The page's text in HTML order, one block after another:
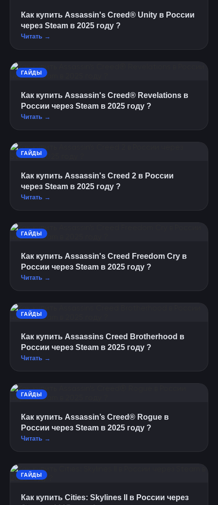
Как купить Assassin's Creed® Unity в России
через Steam в 2025 году ?
Читать →
ГАЙДЫ
Как купить Assassin's Creed® Revelations в
России через Steam в 2025 году ?
Читать →
ГАЙДЫ
Как купить Assassin's Creed 2 в России
через Steam в 2025 году ?
Читать →
ГАЙДЫ
Как купить Assassin's Creed Freedom Cry в
России через Steam в 2025 году ?
Читать →
ГАЙДЫ
Как купить Assassins Creed Brotherhood в
России через Steam в 2025 году ?
Читать →
ГАЙДЫ
Как купить Assassin’s Creed® Rogue в
России через Steam в 2025 году ?
Читать →
ГАЙДЫ
Как купить Cities: Skylines II в России через